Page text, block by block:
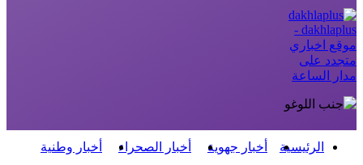
dakhlaplus -
موقع اخباري
متجدد على
مدار الساعة
الرئيسية أخبار جهوية أخبار الصحراء أخبار وطنية